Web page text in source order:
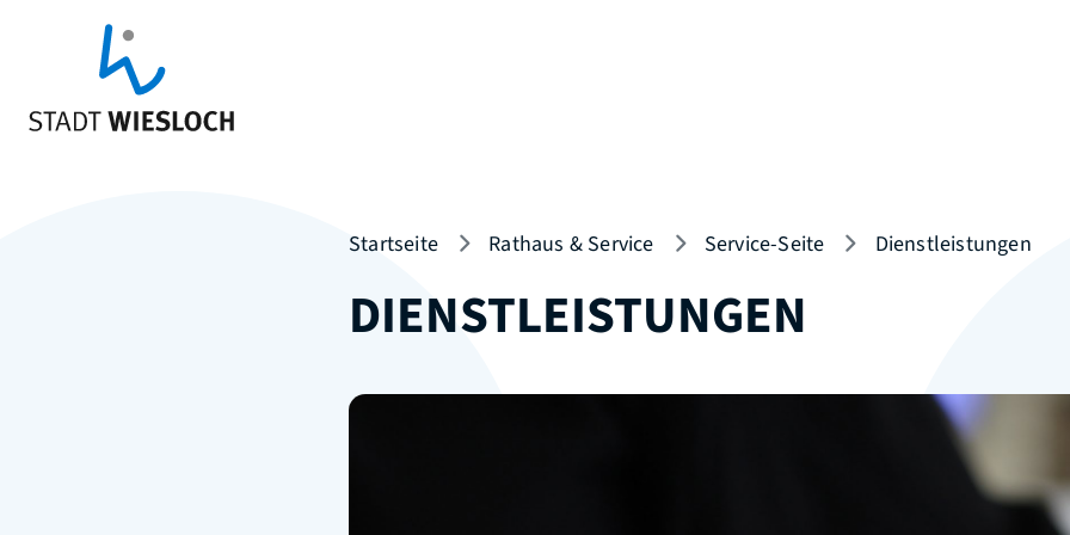
Startseite Rathaus & Service Service-Seite Dienstleistungen
DIENSTLEISTUNGEN